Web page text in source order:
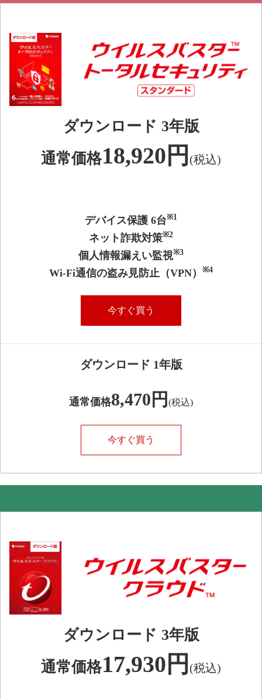
ダウンロード 3年版
通常価格18,920円 (税込)
デバイス保護 6台※1
ネット詐欺対策※2
個人情報漏えい監視※3
Wi-Fi通信の盗み見防止（VPN） ※4
今すぐ買う
ダウンロード 1年版
通常価格8,470円 (税込)
今すぐ買う
ダウンロード 3年版
通常価格17,930円 (税込)